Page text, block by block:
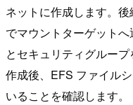
ネットに作成します。
でマウントターゲット
とセキュリティグループ
作成後、EFS ファイル
いることを確認します。